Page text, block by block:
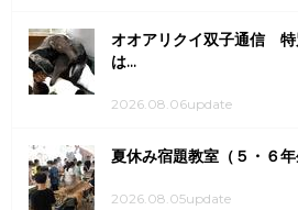
オオアリクイ双子通信
は...
2026.08.06update
夏休み宿題教室（５・６
2026.08.05update